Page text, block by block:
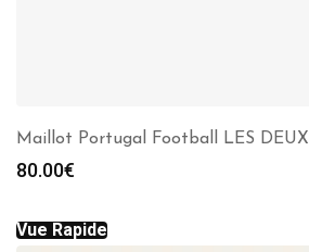
Maillot Portugal Football LES DEUX
80.00€
Vue Rapide